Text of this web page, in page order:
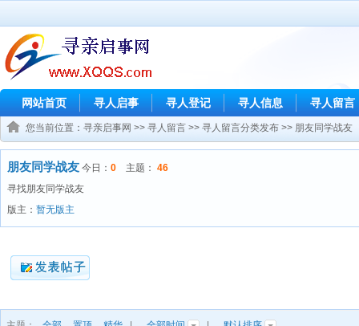
网站首页 寻人启事 寻人登记 寻人信息 寻人留言
您当前位置： 寻亲启事网 >> 寻人留言 >> 寻人留言分类发布 >> 朋友同学战友
朋友同学战友 今日： 0 主题： 46
寻找朋友同学战友
版主： 暂无版主